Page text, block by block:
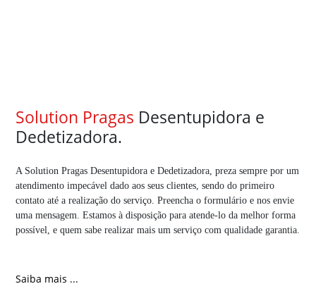
Solution Pragas Desentupidora e
Dedetizadora.
A Solution Pragas Desentupidora e Dedetizadora, preza sempre por um
atendimento impecável dado aos seus clientes, sendo do primeiro
contato até a realização do serviço. Preencha o formulário e nos envie
uma mensagem. Estamos à disposição para atende-lo da melhor forma
possível, e quem sabe realizar mais um serviço com qualidade garantia.
Saiba mais ...